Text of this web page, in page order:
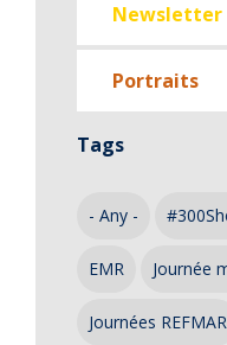
Newsletter
Portraits
Tags
- Any -
EMR Journée
Journées REFMAR